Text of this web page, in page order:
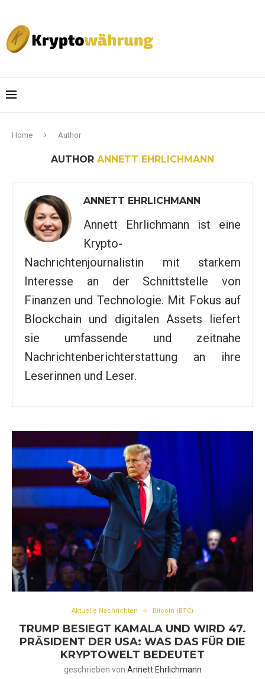
Home Author
AUTHOR ANNETT EHRLICHMANN
ANNETT EHRLICHMANN
Annett Ehrlichmann ist eine
Krypto-
Nachrichtenjournalistin mit starkem
Interesse an der Schnittstelle von
Finanzen und Technologie. Mit Fokus auf
Blockchain und digitalen Assets liefert
sie umfassende und zeitnahe
Nachrichtenberichterstattung an ihre
Leserinnen und Leser.
Aktuelle Nachrichten Bitcoin (BTC)
TRUMP BESIEGT KAMALA UND WIRD 47.
PRÄSIDENT DER USA: WAS DAS FÜR DIE
KRYPTOWELT BEDEUTET
geschrieben von Annett Ehrlichmann